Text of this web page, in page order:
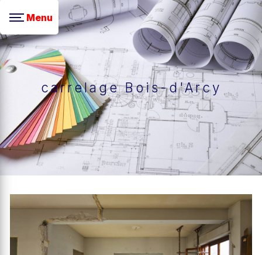
Menu
carrelage Bois-d'Arcy
Panneau de gestion des cookies